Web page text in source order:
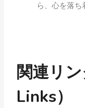
ら、心を落ち
関連リ
Links）